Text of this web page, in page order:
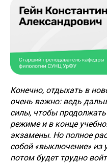
Конечно, отдыхать в
очень важно: ведь
силы, чтобы
режиме и в конце
экзамены. Но полное
собой «выключение» из
потом будет трудно